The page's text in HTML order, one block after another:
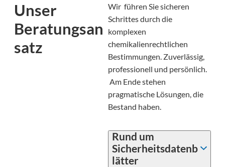
Unser
Beratungsan
satz
Wir führen Sie sicheren
Schrittes durch die
komplexen
chemikalienrechtlichen
Bestimmungen. Zuverlässig,
professionell und persönlich.
Am Ende stehen
pragmatische Lösungen, die
Bestand haben.
Rund um
Sicherheitsdatenb
lätter